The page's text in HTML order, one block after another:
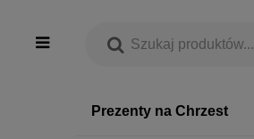
Prezenty na Chrzest